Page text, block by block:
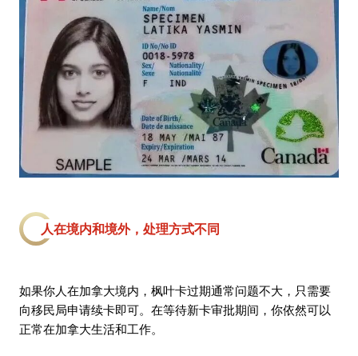
人在境内和境外，处理方式不同
如果你人在加拿大境内，枫叶卡过期通常问题不大，只需要
向移民局申请续卡即可。在等待新卡审批期间，你依然可以
正常在加拿大生活和工作。